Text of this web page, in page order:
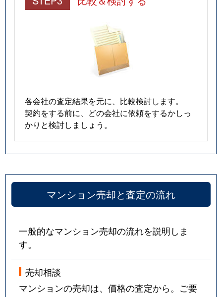
各会社の査定結果を元に、比較検討します。
契約をする前に、どの会社に依頼をするかしっ
かりと検討しましょう。
マンション売却と査定の流れ
一般的なマンション売却の流れを説明しま
す。
売却相談
マンションの売却は、価格の査定から。ご要